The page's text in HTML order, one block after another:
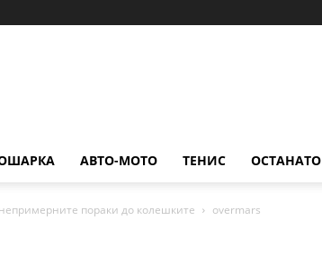
АВТО-МОТО ТЕНИС ОСТАНАТО
пораки до колешките overmars